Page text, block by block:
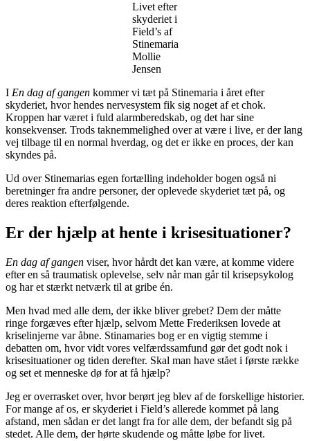
Livet efter
skyderiet i
Field’s af
Stinemaria
Mollie
Jensen
I En dag af gangen kommer vi tæt på Stinemaria i året efter
skyderiet, hvor hendes nervesystem fik sig noget af et chok.
Kroppen har været i fuld alarmberedskab, og det har sine
konsekvenser. Trods taknemmelighed over at være i live, er der lang
vej tilbage til en normal hverdag, og det er ikke en proces, der kan
skyndes på.
Ud over Stinemarias egen fortælling indeholder bogen også ni
beretninger fra andre personer, der oplevede skyderiet tæt på, og
deres reaktion efterfølgende.
Er der hjælp at hente i krisesituationer?
En dag af gangen viser, hvor hårdt det kan være, at komme videre
efter en så traumatisk oplevelse, selv når man går til krisepsykolog
og har et stærkt netværk til at gribe én.
Men hvad med alle dem, der ikke bliver grebet? Dem der måtte
ringe forgæves efter hjælp, selvom Mette Frederiksen lovede at
kriselinjerne var åbne. Stinamaries bog er en vigtig stemme i
debatten om, hvor vidt vores velfærdssamfund gør det godt nok i
krisesituationer og tiden derefter. Skal man have stået i første række
og set et menneske dø for at få hjælp?
Jeg er overrasket over, hvor berørt jeg blev af de forskellige historier.
For mange af os, er skyderiet i Field’s allerede kommet på lang
afstand, men sådan er det langt fra for alle dem, der befandt sig på
stedet. Alle dem, der hørte skudende og måtte løbe for livet.